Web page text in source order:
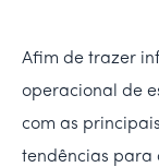
Afim de trazer
operacional de
com as
tendências para